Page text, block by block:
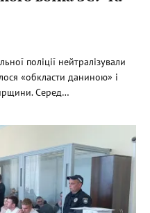
поліції нейтралізували
«обкласти даниною» і
Серед…